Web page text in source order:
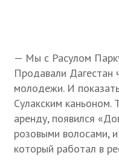
— Мы с Расулом
Продавали Дагестан
молодежи. И
Сулакским каньоном.
аренду, появился
розовыми волосами,
который работал в